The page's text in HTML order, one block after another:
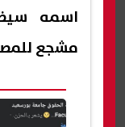
اسمه
مشجع